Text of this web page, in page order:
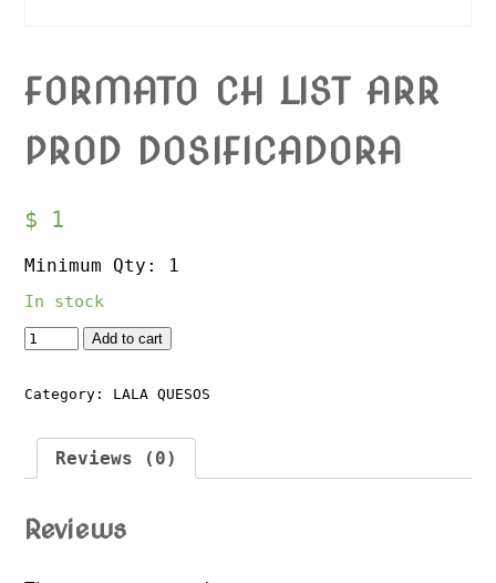
FORMATO CH LIST ARR
PROD DOSIFICADORA
$ 1
Minimum Qty: 1
In stock
QuantityAdd to cart
Category: LALA QUESOS
Reviews (0)
Reviews